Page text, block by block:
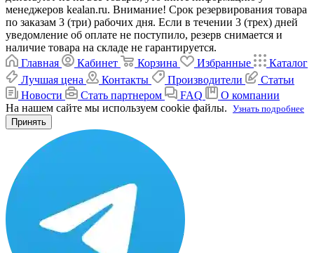
менеджеров kealan.ru. Внимание! Срок резервирования товара
по заказам 3 (три) рабочих дня. Если в течении 3 (трех) дней
уведомление об оплате не поступило, резерв снимается и
наличие товара на складе не гарантируется.
Главная
Кабинет Корзина Избранные
Каталог
Лучшая цена
Контакты Производители
Статьи
Новости
Стать партнером FAQ
О компании
На нашем сайте мы используем cookie файлы. Узнать подробнее
Принять